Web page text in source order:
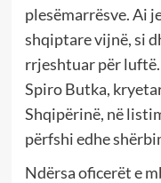
plesëmarrësve. Ai
shqiptare vijnë, si
rrjeshtuar për
Spiro Butka,
Shqipërinë, në
përfshi edhe
Ndërsa oficerët e